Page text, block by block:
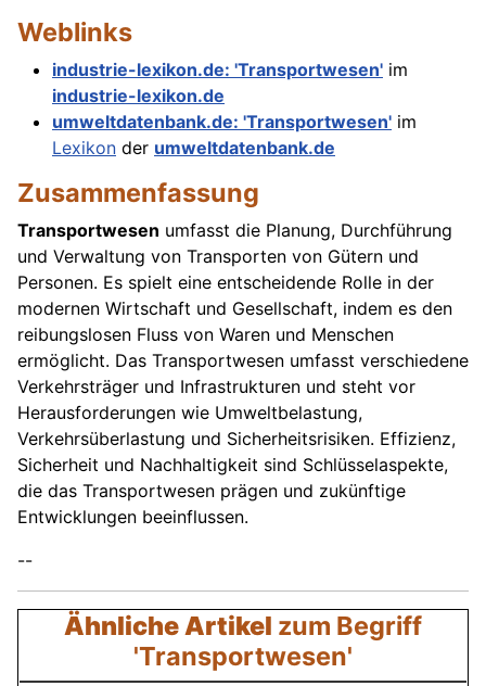
Weblinks
industrie-lexikon.de: 'Transportwesen' im
industrie-lexikon.de
umweltdatenbank.de: 'Transportwesen' im
Lexikon der umweltdatenbank.de
Zusammenfassung
Transportwesen umfasst die Planung, Durchführung
und Verwaltung von Transporten von Gütern und
Personen. Es spielt eine entscheidende Rolle in der
modernen Wirtschaft und Gesellschaft, indem es den
reibungslosen Fluss von Waren und Menschen
ermöglicht. Das Transportwesen umfasst verschiedene
Verkehrsträger und Infrastrukturen und steht vor
Herausforderungen wie Umweltbelastung,
Verkehrsüberlastung und Sicherheitsrisiken. Effizienz,
Sicherheit und Nachhaltigkeit sind Schlüsselaspekte,
die das Transportwesen prägen und zukünftige
Entwicklungen beeinflussen.
--
Ähnliche Artikel zum Begriff
'Transportwesen'